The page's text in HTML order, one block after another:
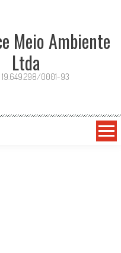
Meio Ambiente
Ltda
19.649.298/0001-93